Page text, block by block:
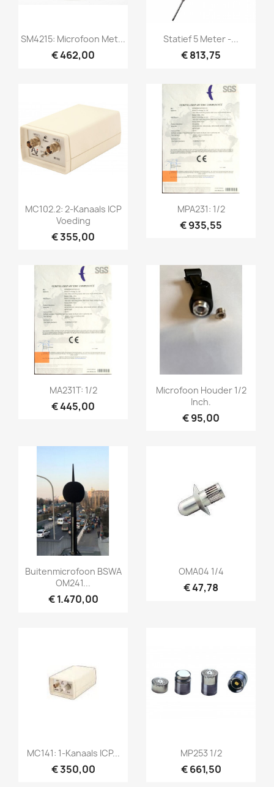
Snel bekijken
SM4215: Microfoon Met...
€ 462,00
Snel bekijken
Statief 5 Meter -...
€ 813,75
Snel bekijken
MC102.2: 2-Kanaals ICP
Voeding
€ 355,00
Snel bekijken
MPA231: 1/2
€ 935,55
Snel bekijken
MA231T: 1/2
€ 445,00
Snel bekijken
Microfoon Houder 1/2
Inch.
€ 95,00
Snel bekijken
Buitenmicrofoon BSWA
OM241...
€ 1.470,00
Snel bekijken
OMA04 1/4
€ 47,78
Snel bekijken
MC141: 1-Kanaals ICP...
€ 350,00
Snel bekijken
MP253 1/2
€ 661,50